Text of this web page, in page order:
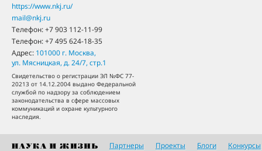
https://www.nkj.ru/
mail@nkj.ru
Телефон:+7 903 112-11-99
Телефон:+7 495 624-18-35
Адрес: 101000 г. Москва,
ул. Мясницкая, д. 24/7, стр.1
Свидетельство о регистрации ЭЛ №ФС 77-
20213 от 14.12.2004 выдано Федеральной
службой по надзору за соблюдением
законодательства в сфере массовых
коммуникаций и охране культурного
наследия.
Партнеры Проекты Блоги Конкурсы